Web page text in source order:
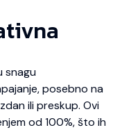
snagu
posebno na
ili preskup. Ovi
od 100%, što ih